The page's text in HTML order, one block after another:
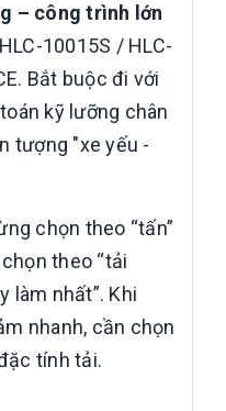
– công trình lớn
10015S / HLC-
Bắt buộc đi với
kỹ lưỡng chân
tượng "xe yếu -
chọn theo “tấn”
theo “tải
làm nhất”. Khi
nhanh, cần chọn
tính tải.